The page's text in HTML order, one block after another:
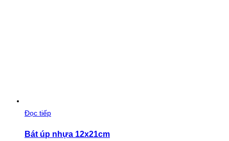
Đọc tiếp
Bát úp nhựa 12x21cm